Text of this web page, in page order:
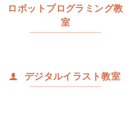
ロボットプログラミング教
室
デジタルイラスト教室